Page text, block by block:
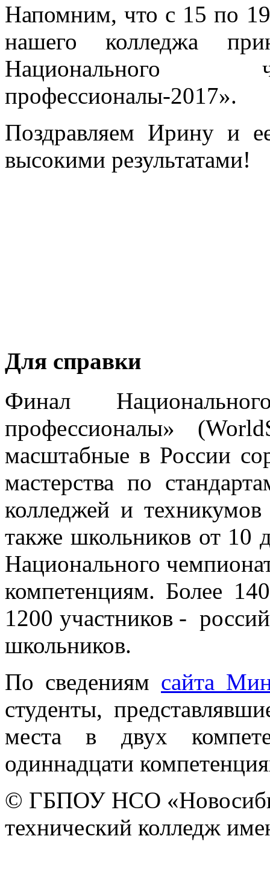
Напомним, что с 15 по
нашего колледжа
Национального
профессионалы-2017».
Поздравляем Ирину и
высокими результатами!
Для справки
Финал
профессионалы»
масштабные в России
мастерства по
колледжей и
также школьников от 10
Национального
компетенциям. Более
1200 участников -
школьников.
По сведениям сайта
студенты,
места в двух
одиннадцати
© ГБПОУ НСО
технический колледж